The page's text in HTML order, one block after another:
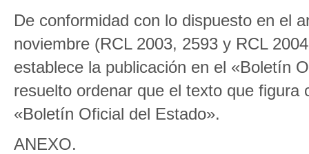
De conformidad con lo dispuesto en el
noviembre (RCL 2003, 2593 y RCL
establece la publicación en el «Boletín
resuelto ordenar que el texto que
«Boletín Oficial del Estado».
ANEXO.